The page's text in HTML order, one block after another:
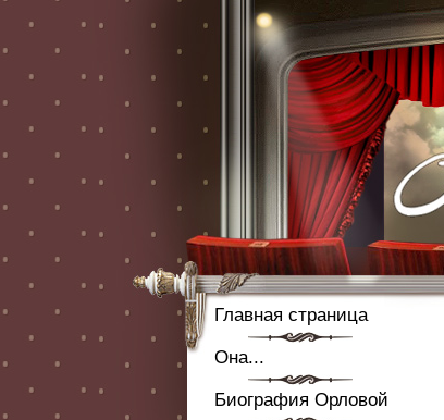
Главная страница
Она...
Биография Орловой